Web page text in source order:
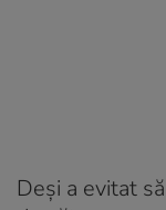
Deși a evitat